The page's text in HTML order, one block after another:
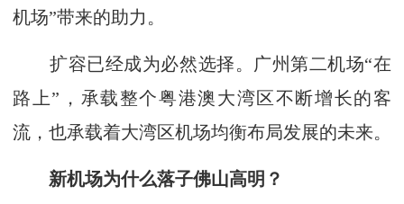
机场”带来的助力。
扩容已经成为必然选择。广州第二机场“在
路上”，承载整个粤港澳大湾区不断增长的客
流，也承载着大湾区机场均衡布局发展的未来。
新机场为什么落子佛山高明？